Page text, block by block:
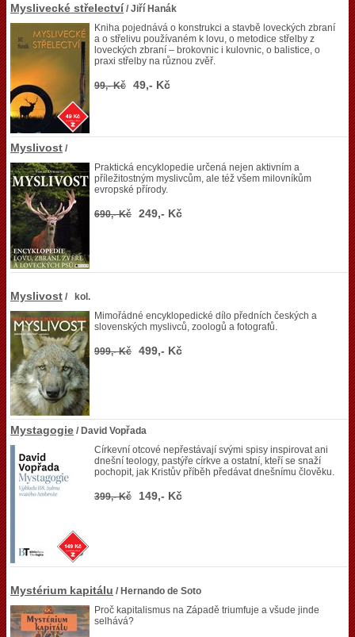
Myslivecké střelectví / Jiří Hanák
Kniha pojednává o konstrukci a stavbě loveckých zbraní
a o střelivu používaném k lovu, o metodice střelby z
loveckých zbraní – brokovnic i kulovnic, o balistice, o
praxi střelby na různou zvěř.
99,- Kč 49,- Kč
Myslivost /
Praktická encyklopedie určená nejen aktivním a
příležitostným myslivcům, ale též všem milovníkům
evropské přírody.
690,- Kč 249,- Kč
Myslivost / kol.
Mimořádné encyklopedické dílo předních českých a
slovenských myslivců, zoologů a fotografů.
999,- Kč 499,- Kč
Mystagogie / David Vopřada
Církevní otcové nepřestávají svými spisy inspirovat ani
dnešní teology, pastýře církve a ostatní, kteří se snaží
pochopit, jak Kristův příběh předávat dnešnímu člověku.
399,- Kč 149,- Kč
Mystérium kapitálu / Hernando de Soto
Proč kapitalismus na Západě triumfuje a všude jinde
selhává?